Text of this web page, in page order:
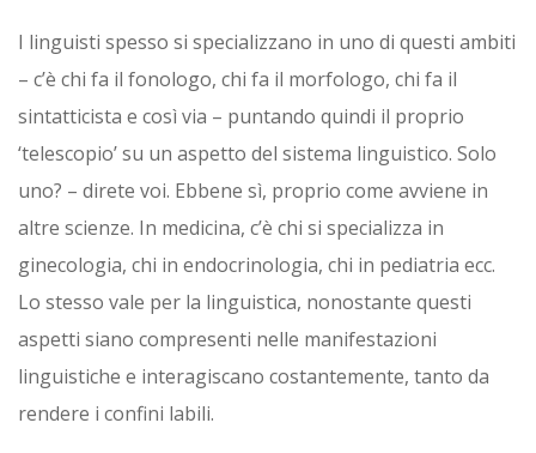
I linguisti spesso si specializzano in uno di questi ambiti
– c’è chi fa il fonologo, chi fa il morfologo, chi fa il
sintatticista e così via – puntando quindi il proprio
‘telescopio’ su un aspetto del sistema linguistico. Solo
uno? – direte voi. Ebbene sì, proprio come avviene in
altre scienze. In medicina, c’è chi si specializza in
ginecologia, chi in endocrinologia, chi in pediatria ecc.
Lo stesso vale per la linguistica, nonostante questi
aspetti siano compresenti nelle manifestazioni
linguistiche e interagiscano costantemente, tanto da
rendere i confini labili.